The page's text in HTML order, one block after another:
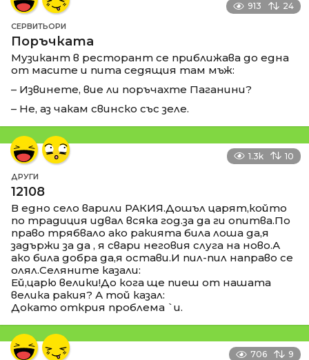
913 24
СЕРВИТЬОРИ
Поръчката
Музикант в ресторант се приближава до една
от масите и пита седящия там мъж:
– Извинете, вие ли поръчахте Паганини?
– Не, аз чакам свинско със зеле.
1.3k 10
ДРУГИ
12108
В едно село варили РАКИЯ.Дошъл царят,който
по традиция идвал всяка год.за да ги опитва.По
право трябвало ако ракията била лоша да,я
задържи за да , я свари неговия слуга на ново.А
ако била добра да,я остави.И пил-пил направо се
олял.Селяните казали:
Ей,царю велики!До кога ще пиеш от нашата
велика ракия? А той казал:
Докато открия проблема `и.
706 9